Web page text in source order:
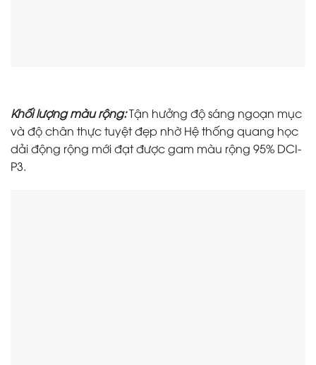
Khối lượng màu rộng:Tận hưởng độ sáng ngoạn mục
và độ chân thực tuyệt đẹp nhờ Hệ thống quang học
dải động rộng mới đạt được gam màu rộng 95% DCI-
P3.